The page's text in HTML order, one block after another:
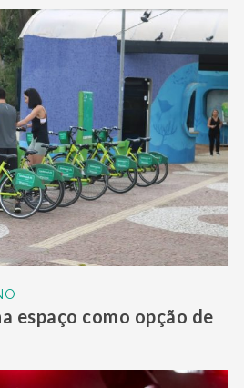
espaço como opção de